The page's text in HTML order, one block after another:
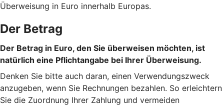
Überweisung in Euro innerhalb Europas.
Der Betrag
Der Betrag in Euro, den Sie überweisen möchten, ist
natürlich eine Pflichtangabe bei Ihrer Überweisung.
Denken Sie bitte auch daran, einen Verwendungszweck
anzugeben, wenn Sie Rechnungen bezahlen. So erleichtern
Sie die Zuordnung Ihrer Zahlung und vermeiden